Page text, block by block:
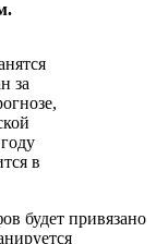
за
в
будет привязано